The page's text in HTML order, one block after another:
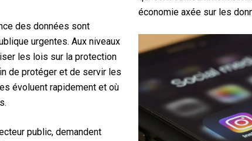
des données sont
urgentes. Aux niveaux
les lois sur la protection
de protéger et de servir les
évoluent rapidement et où
public, demandent
économie axée sur les